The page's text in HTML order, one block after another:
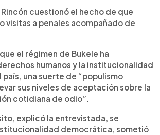
Rincón cuestionó el hecho de que
visitas a penales acompañado de
el régimen de Bukele ha
humanos y la institucionalidad
una suerte de “populismo
sus niveles de aceptación sobre la
cotidiana de odio”.
explicó la entrevistada, se
democrática, sometió